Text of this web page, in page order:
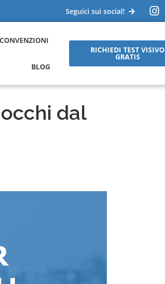
Seguici sui social!
CONVENZIONI
BLOG
RICHIEDI TEST VISIVO
GRATIS
dal